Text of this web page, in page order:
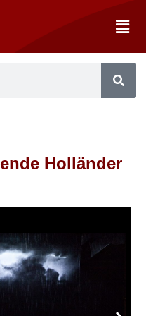
Holländer